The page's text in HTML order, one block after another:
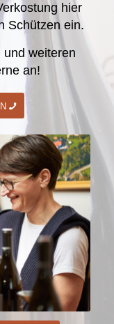
hier
Schützen ein.
und weiteren
an!